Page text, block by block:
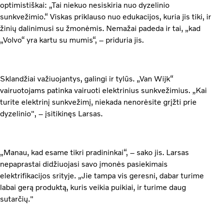
optimistiškai: „Tai niekuo nesiskiria nuo dyzelinio
sunkvežimio.“ Viskas priklauso nuo edukacijos, kuria jis tiki, ir
žinių dalinimusi su žmonėmis. Nemažai padeda ir tai, „kad
„Volvo“ yra kartu su mumis“, – priduria jis.
Sklandžiai važiuojantys, galingi ir tylūs. „Van Wijk“
vairuotojams patinka vairuoti elektrinius sunkvežimius. „Kai
turite elektrinį sunkvežimį, niekada nenorėsite grįžti prie
dyzelinio", – įsitikinęs Larsas.
„Manau, kad esame tikri pradininkai“, – sako jis. Larsas
nepaprastai didžiuojasi savo įmonės pasiekimais
elektrifikacijos srityje. „Jie tampa vis geresni, dabar turime
labai gerą produktą, kuris veikia puikiai, ir turime daug
sutarčių."